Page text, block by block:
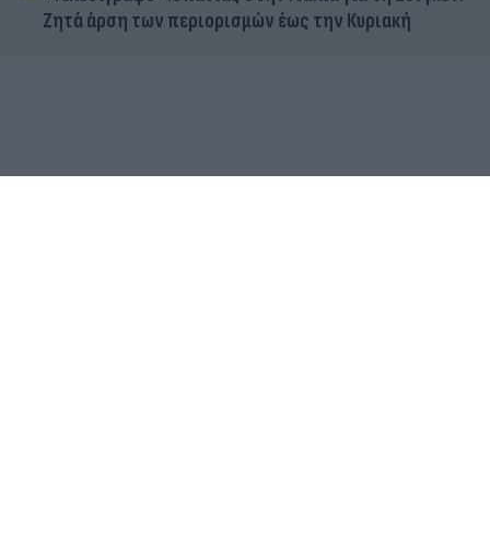
Ζητά άρση των περιορισμών έως την Κυριακή